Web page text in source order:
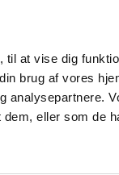
at vise dig
brug af vores
analysepartnere.
eller som de
Nyheder Om os
Apoteker og salg